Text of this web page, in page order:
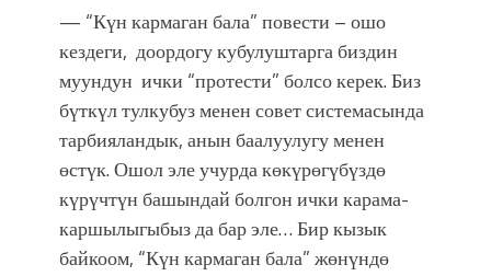
— “Күн кармаган бала” повести – ошо
кездеги, доордогу кубулуштарга биздин
муундун ички “протести” болсо керек. Биз
бүткүл тулкубуз менен совет системасында
тарбияландык, анын баалуулугу менен
өстүк. Ошол эле учурда көкүрөгүбүздө
күрүчтүн башындай болгон ички карама-
каршылыгыбыз да бар эле… Бир кызык
байкоом, “Күн кармаган бала” жөнүндө